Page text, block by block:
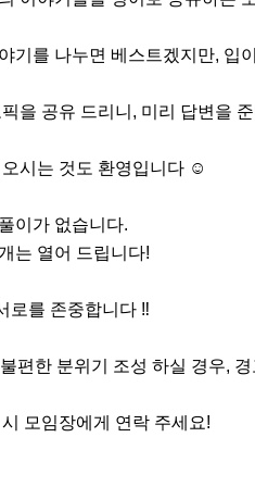
기를 나누면 베스트겠지만, 입
을 공유 드리니, 미리 답변을
시는 것도 환영입니다 ☺️
이가 없습니다.
는 열어 드립니다!
로를 존중합니다 ‼️
편한 분위기 조성 하실 경우,
모임장에게 연락 주세요!